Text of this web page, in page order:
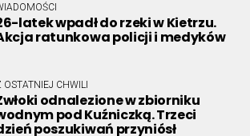
latek wpadł do rzeki w Kietrzu.
ratunkowa policji i medyków
OSTATNIEJ CHWILI
odnalezione w zbiorniku
pod Kuźniczką. Trzeci
poszukiwań przyniósł